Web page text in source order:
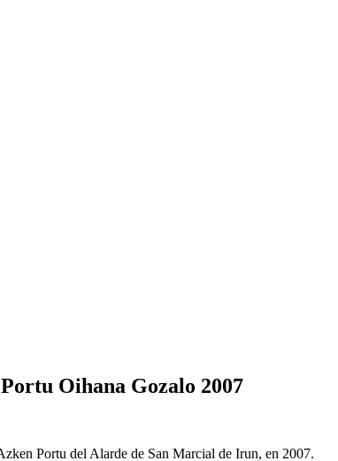
Oihana Gozalo 2007
Portu del Alarde de San Marcial de Irun, en 2007.